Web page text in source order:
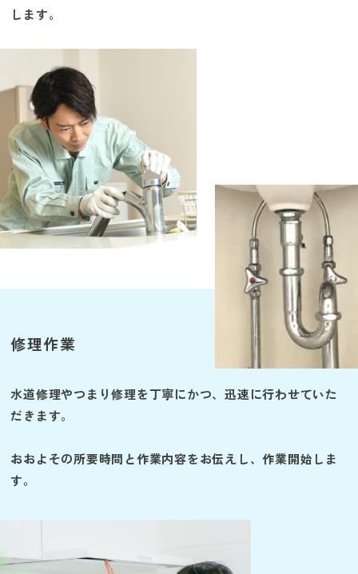
します。
修理作業
水道修理やつまり修理を丁寧にかつ、迅速に行わせていた
だきます。
おおよその所要時間と作業内容をお伝えし、作業開始しま
す。